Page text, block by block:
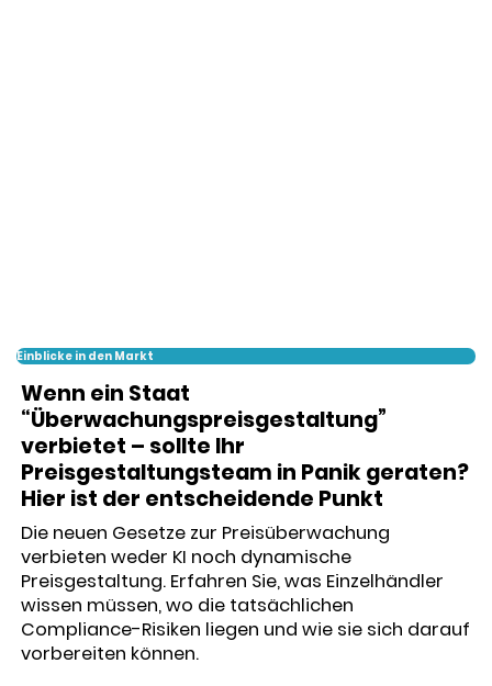
Einblicke in den Markt
Wenn ein Staat
“Überwachungspreisgestaltung”
verbietet – sollte Ihr
Preisgestaltungsteam in Panik geraten?
Hier ist der entscheidende Punkt
Die neuen Gesetze zur Preisüberwachung
verbieten weder KI noch dynamische
Preisgestaltung. Erfahren Sie, was Einzelhändler
wissen müssen, wo die tatsächlichen
Compliance-Risiken liegen und wie sie sich darauf
vorbereiten können.